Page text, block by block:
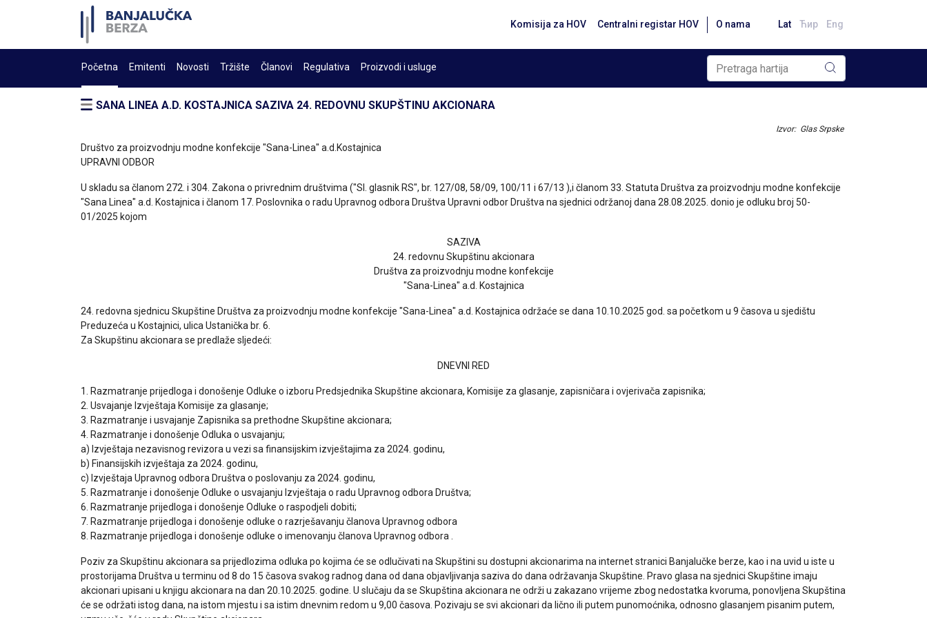
Komisija za HOV Centralni registar HOV O nama Lat Ћир Eng
Početna Emitenti Novosti Tržište Članovi Regulativa Proizvodi i usluge
SANA LINEA A.D. KOSTAJNICA SAZIVA 24. REDOVNU SKUPŠTINU AKCIONARA
Izvor: Glas Srpske
Društvo za proizvodnju modne konfekcije "Sana-Linea" a.d.Kostajnica
UPRAVNI ODBOR
U skladu sa članom 272. i 304. Zakona o privrednim društvima ("Sl. glasnik RS", br. 127/08, 58/09, 100/11 i 67/13 ),i članom 33. Statuta Društva za proizvodnju modne konfekcije
"Sana Linea" a.d. Kostajnica i članom 17. Poslovnika o radu Upravnog odbora Društva Upravni odbor Društva na sjednici održanoj dana 28.08.2025. donio je odluku broj 50-
01/2025 kojom
SAZIVA
24. redovnu Skupštinu akcionara
Društva za proizvodnju modne konfekcije
"Sana-Linea" a.d. Kostajnica
24. redovna sjednicu Skupštine Društva za proizvodnju modne konfekcije "Sana-Linea" a.d. Kostajnica održaće se dana 10.10.2025 god. sa početkom u 9 časova u sjedištu
Preduzeća u Kostajnici, ulica Ustanička br. 6.
Za Skupštinu akcionara se predlaže sljedeći:
DNEVNI RED
1. Razmatranje prijedloga i donošenje Odluke o izboru Predsjednika Skupštine akcionara, Komisije za glasanje, zapisničara i ovjerivača zapisnika;
2. Usvajanje Izvještaja Komisije za glasanje;
3. Razmatranje i usvajanje Zapisnika sa prethodne Skupštine akcionara;
4. Razmatranje i donošenje Odluka o usvajanju;
a) Izvještaja nezavisnog revizora u vezi sa finansijskim izvještajima za 2024. godinu,
b) Finansijskih izvještaja za 2024. godinu,
c) Izvještaja Upravnog odbora Društva o poslovanju za 2024. godinu,
5. Razmatranje i donošenje Odluke o usvajanju Izvještaja o radu Upravnog odbora Društva;
6. Razmatranje prijedloga i donošenje Odluke o raspodjeli dobiti;
7. Razmatranje prijedloga i donošenje odluke o razrješavanju članova Upravnog odbora
8. Razmatranje prijedloga i donošenje odluke o imenovanju članova Upravnog odbora .
Poziv za Skupštinu akcionara sa prijedlozima odluka po kojima će se odlučivati na Skupštini su dostupni akcionarima na internet stranici Banjalučke berze, kao i na uvid u iste u
prostorijama Društva u terminu od 8 do 15 časova svakog radnog dana od dana objavljivanja saziva do dana održavanja Skupštine. Pravo glasa na sjednici Skupštine imaju
akcionari upisani u knjigu akcionara na dan 20.10.2025. godine. U slučaju da se Skupština akcionara ne održi u zakazano vrijeme zbog nedostatka kvoruma, ponovljena Skupština
će se održati istog dana, na istom mjestu i sa istim dnevnim redom u 9,00 časova. Pozivaju se svi akcionari da lično ili putem punomoćnika, odnosno glasanjem pisanim putem,